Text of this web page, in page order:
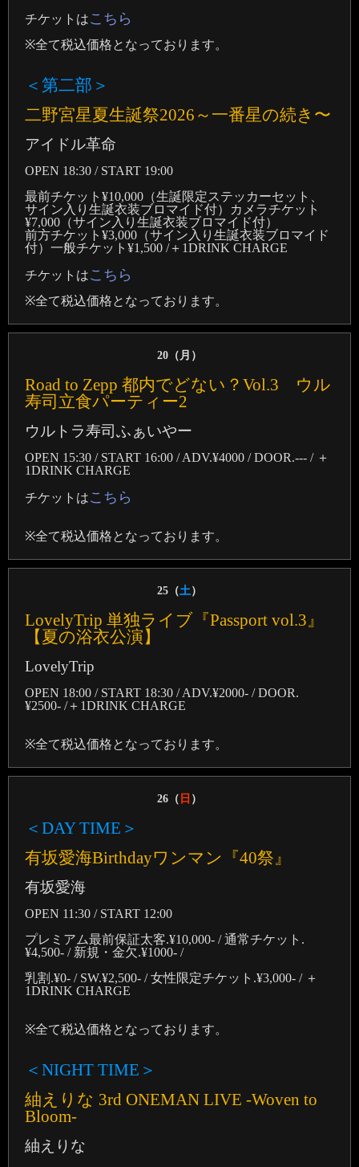
チケットはこちら
※全て税込価格となっております。
＜第二部＞
二野宮星夏生誕祭2026～一番星の続き〜
アイドル革命
OPEN 18:30 / START 19:00
最前チケット¥10,000（生誕限定ステッカーセット、
サイン入り生誕衣装ブロマイド付）カメラチケット
¥7,000（サイン入り生誕衣装ブロマイド付）
前方チケット¥3,000（サイン入り生誕衣装ブロマイド
付）一般チケット¥1,500 /＋1DRINK CHARGE
チケットはこちら
※全て税込価格となっております。
20（ 月 ）
Road to Zepp 都内でどない？Vol.3 ウル
寿司立食パーティー2
ウルトラ寿司ふぁいやー
OPEN 15:30 / START 16:00 / ADV.¥4000 / DOOR.--- / ＋
1DRINK CHARGE
チケットはこちら
※全て税込価格となっております。
25（土）
LovelyTrip 単独ライブ『Passport vol.3』
【夏の浴衣公演】
LovelyTrip
OPEN 18:00 / START 18:30 / ADV.¥2000- / DOOR.
¥2500- /＋1DRINK CHARGE
※全て税込価格となっております。
26（ 日 ）
＜DAY TIME＞
有坂愛海Birthdayワンマン『40祭』
有坂愛海
OPEN 11:30 / START 12:00
プレミアム最前保証太客.¥10,000- / 通常チケット.
¥4,500- / 新規・金欠.¥1000- /
乳割.¥0- / SW.¥2,500- / 女性限定チケット.¥3,000- / ＋
1DRINK CHARGE
※全て税込価格となっております。
＜NIGHT TIME＞
紬えりな 3rd ONEMAN LIVE -Woven to
Bloom-
紬えりな